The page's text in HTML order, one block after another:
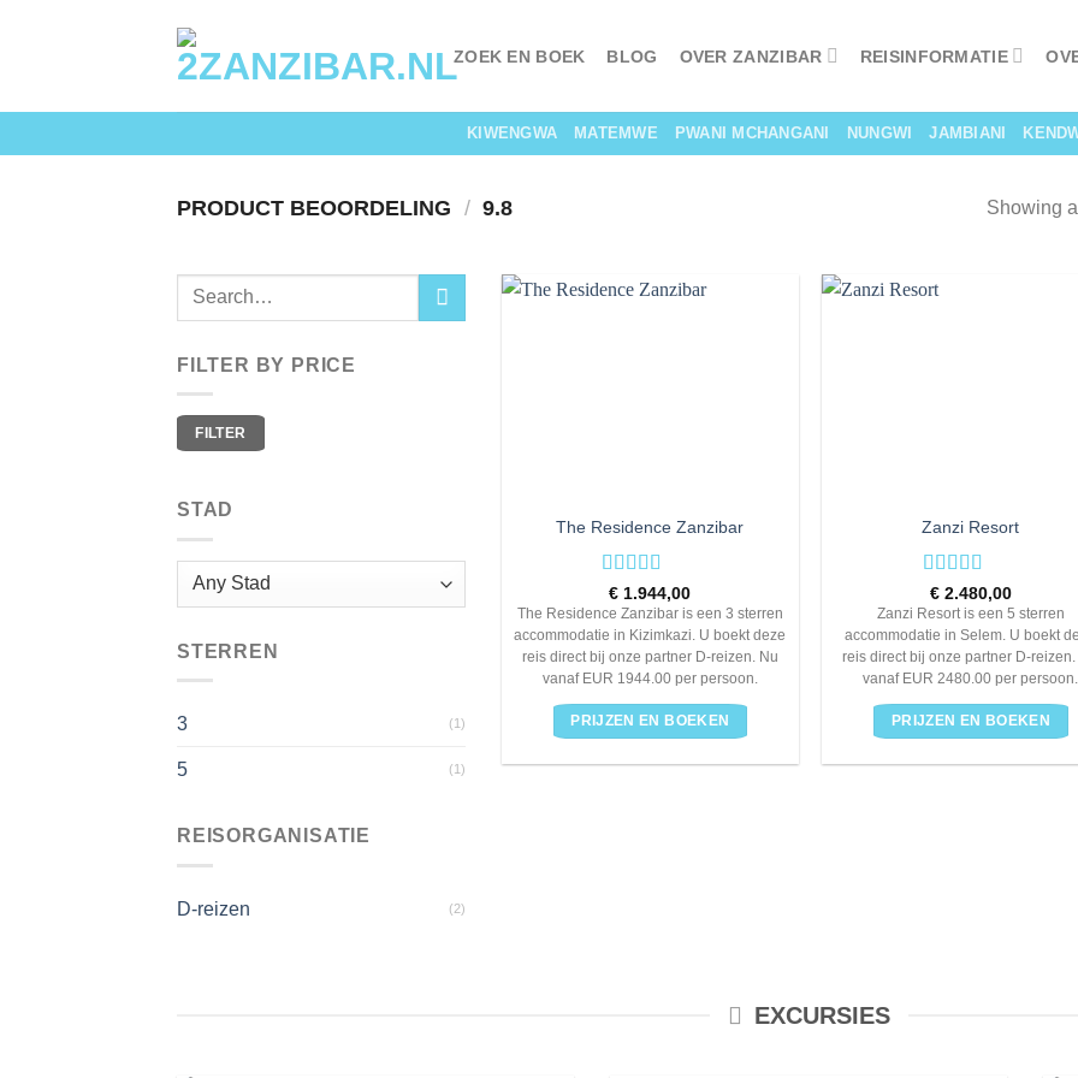
ZOEK EN BOEK BLOG OVER ZANZIBAR REISINFORMATIE
KIWENGWA MATEMWE PWANI MCHANGANI NUNGWI JAMBIANI
PRODUCT BEOORDELING / 9.8 Showing
FILTER BY PRICE
Min
price
Max
priceFILTER
STAD
STERREN
3 (1)
5 (1)
REISORGANISATIE
D-reizen (2)
The Residence Zanzibar
Rated
3out
of 5
€ 1.944,00
The Residence Zanzibar is een 3 sterren
accommodatie in Kizimkazi. U boekt deze
reis direct bij onze partner D-reizen. Nu
vanaf EUR 1944.00 per persoon.
PRIJZEN EN BOEKEN
Zanzi Resort
Rated5out
of 5
€2.480,00
Zanzi Resort is een 5 sterren
accommodatie in Selem. U boekt
reis direct bij onze partner D-reizen.
vanaf EUR 2480.00 per persoon.
PRIJZEN EN BOEKEN
EXCURSIES